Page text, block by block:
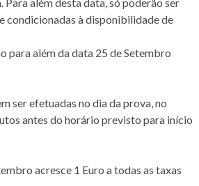
condicionadas à disponibilidade de
para além da data 25 de Setembro
ser efetuadas no dia da prova, no
antes do horário previsto para início
acresce 1 Euro a todas as taxas